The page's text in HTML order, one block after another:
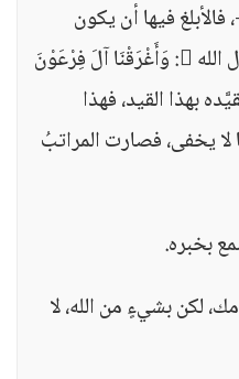
فيها أن يكون
أيضًا حال المشاهدة؛ ولهذا قال الله : وَأَغْرَقْنَا آلَ فِرْعَوْنَ
بهذا القيد، فهذا
يخفى، فصارت المراتبُ
بخبره.
لكن بشيءٍ من الله، لا